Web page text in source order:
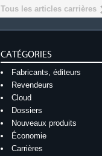
Tous les articles carrières
CATÉGORIES
Fabricants, éditeurs
Revendeurs
Cloud
Dossiers
Nouveaux produits
Économie
Carrières